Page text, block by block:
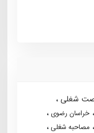
شغلی
خراسان رضوی
مصاحبه شغلی